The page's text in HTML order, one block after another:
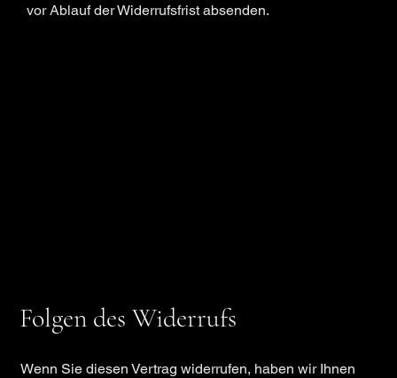
vor Ablauf der Widerrufsfrist absenden.
Folgen des Widerrufs
Wenn Sie diesen Vertrag widerrufen, haben wir Ihnen